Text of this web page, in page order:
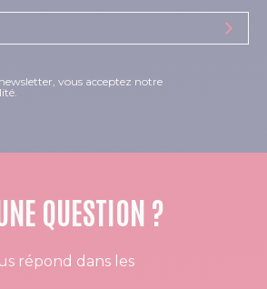
vous acceptez notre
QUESTION ?
répond dans les